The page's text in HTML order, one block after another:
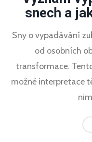
snech a
Sny o vypadávání
od osobních
transformace.
možné interpretace